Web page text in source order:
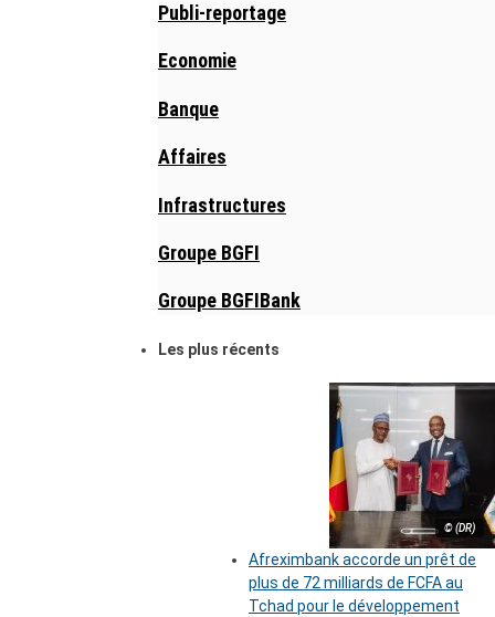
Publi-reportage
Economie
Banque
Affaires
Infrastructures
Groupe BGFI
Groupe BGFIBank
Les plus récents
© (DR)
Afreximbank accorde un prêt de
plus de 72 milliards de FCFA au
Tchad pour le développement